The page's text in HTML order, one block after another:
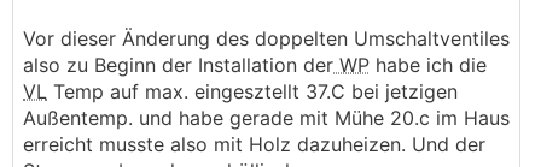
Vor dieser Änderung des doppelten Umschaltventiles
also zu Beginn der Installation der WP habe ich die
VL Temp auf max. eingesztellt 37.C bei jetzigen
Außentemp. und habe gerade mit Mühe 20.c im Haus
erreicht musste also mit Holz dazuheizen. Und der